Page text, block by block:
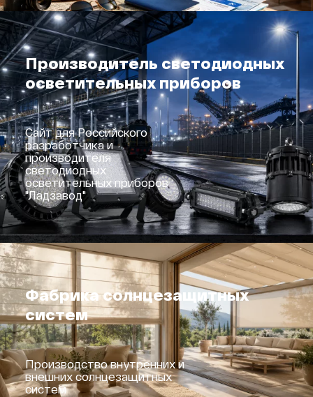
Производитель светодиодных
осветительных приборов
Сайт для Российского
разработчика и
производителя
светодиодных
осветительных приборов
"Ладзавод"
Фабрика солнцезащитных
систем
Производство внутренних и
внешних солнцезащитных
систем